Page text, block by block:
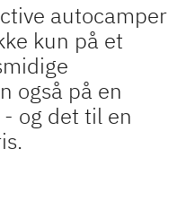
ALPA
autocamper
kun på et
også på en
og det til en